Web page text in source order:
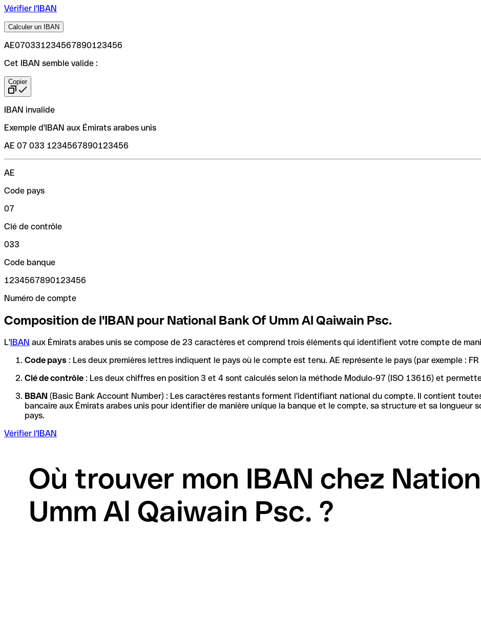
Vérifier l'IBAN
Calculer un IBAN
AE070331234567890123456
Cet IBAN semble valide :
Copier
IBAN invalide
Exemple d'IBAN aux Émirats arabes unis
AE 07 033 1234567890123456
AE
Code pays
07
Clé de contrôle
033
Code banque
1234567890123456
Numéro de compte
Composition de l'IBAN pour National Bank Of Umm Al Qaiwain Psc.
L'IBAN aux Émirats arabes unis se compose de 23 caractères et comprend trois éléments qui identifient votre compte de
Code pays : Les deux premières lettres indiquent le pays où le compte est tenu. AE représente le pays (par exemple : FR
Clé de contrôle : Les deux chiffres en position 3 et 4 sont calculés selon la méthode Modulo-97 (ISO 13616) et
BBAN (Basic Bank Account Number) : Les caractères restants forment l'identifiant national du compte. Il contient
bancaire aux Émirats arabes unis pour identifier de manière unique la banque et le compte, sa structure et sa longueur sont définies par les spécifications
pays.
Vérifier l'IBAN
Où trouver mon IBAN chez
Umm Al Qaiwain Psc. ?